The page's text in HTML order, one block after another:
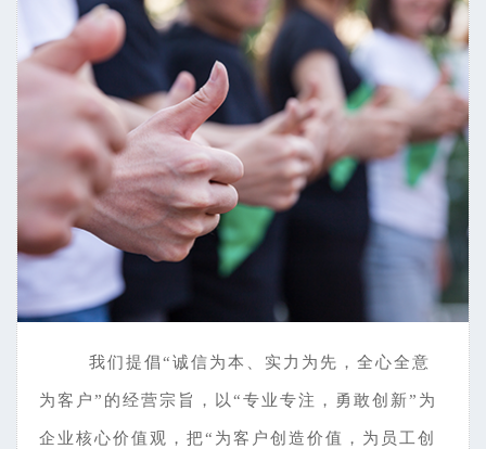
我们提倡“诚信为本、实力为先，全心全意
为客户”的经营宗旨，以“专业专注，勇敢创新”为
企业核心价值观，把“为客户创造价值，为员工创